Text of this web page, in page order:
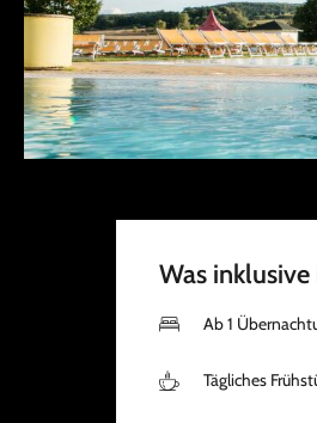
Was inklusive
Ab 1
Tägliches